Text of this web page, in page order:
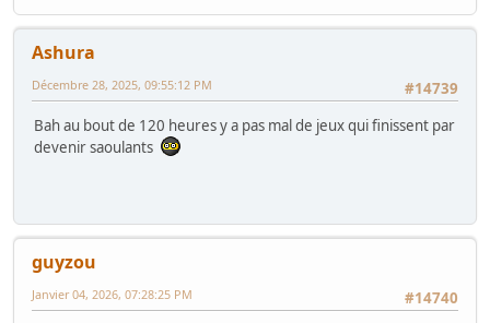
Ashura
#14739
Décembre 28, 2025, 09:55:12 PM
Bah au bout de 120 heures y a pas mal de jeux qui finissent par
devenir saoulants
guyzou
#14740
Janvier 04, 2026, 07:28:25 PM